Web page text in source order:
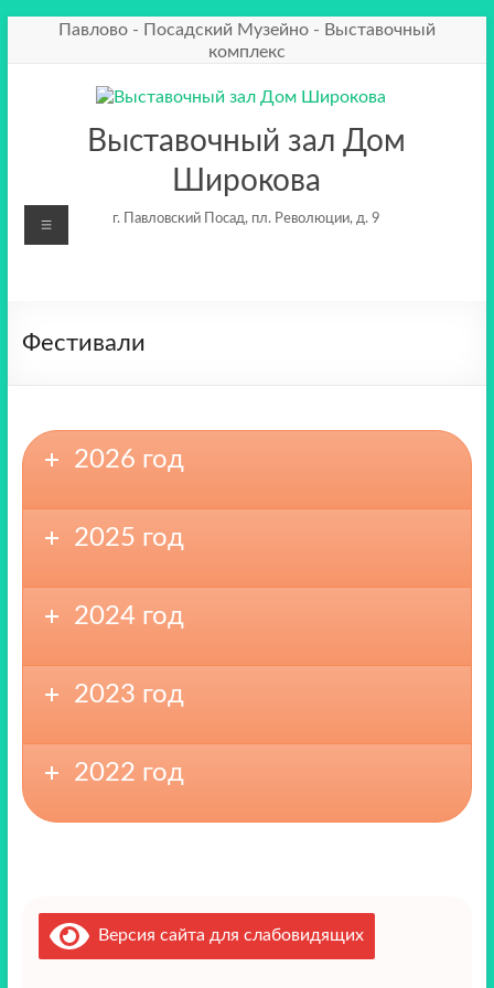
ПерейтиПавлово - Посадский Музейно - Выставочный
комплекс
Выставочный зал Дом
Широкова
г. Павловский Посад, пл. Революции, д. 9
Меню
Фестивали
2026 год
2025 год
2024 год
2023 год
2022 год
Версия сайта для слабовидящих